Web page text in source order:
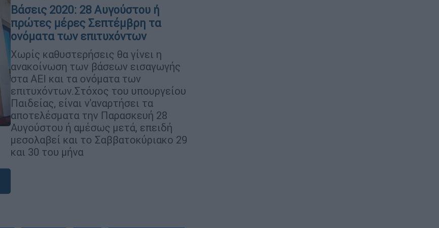
Βάσεις 2020: 28 Αυγούστου ή
πρώτες μέρες Σεπτέμβρη τα
ονόματα των επιτυχόντων
Χωρίς καθυστερήσεις θα γίνει η
ανακοίνωση των βάσεων εισαγωγής
στα ΑΕΙ και τα ονόματα των
επιτυχόντων.Στόχος του υπουργείου
Παιδείας, είναι ν'αναρτήσει τα
αποτελέσματα την Παρασκευή 28
Αυγούστου ή αμέσως μετά, επειδή
μεσολαβεί και το Σαββατοκύριακο 29
και 30 του μήνα